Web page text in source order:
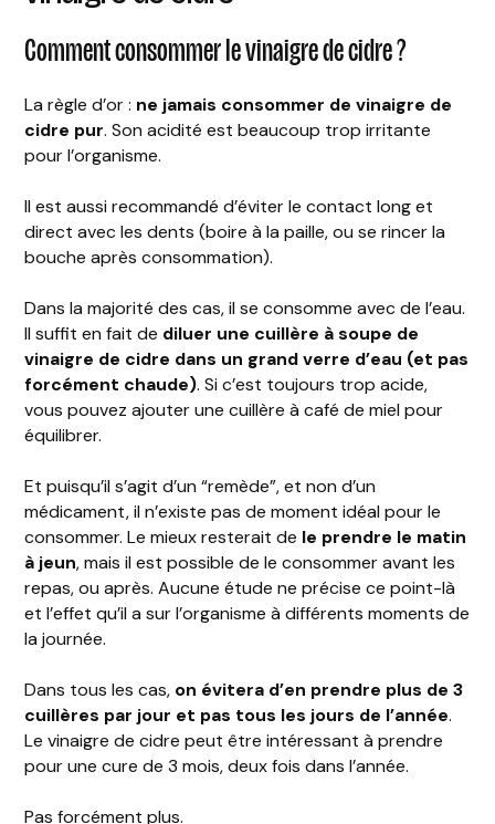
Comment consommer le vinaigre de cidre ?
La règle d’or : ne jamais consommer de vinaigre de
cidre pur. Son acidité est beaucoup trop irritante
pour l’organisme.
Il est aussi recommandé d’éviter le contact long et
direct avec les dents (boire à la paille, ou se rincer la
bouche après consommation).
Dans la majorité des cas, il se consomme avec de l’eau.
Il suffit en fait de diluer une cuillère à soupe de
vinaigre de cidre dans un grand verre d’eau (et pas
forcément chaude). Si c’est toujours trop acide,
vous pouvez ajouter une cuillère à café de miel pour
équilibrer.
Et puisqu’il s’agit d’un “remède”, et non d’un
médicament, il n’existe pas de moment idéal pour le
consommer. Le mieux resterait de le prendre le matin
à jeun, mais il est possible de le consommer avant les
repas, ou après. Aucune étude ne précise ce point-là
et l’effet qu’il a sur l’organisme à différents moments de
la journée.
Dans tous les cas, on évitera d’en prendre plus de 3
cuillères par jour et pas tous les jours de l’année.
Le vinaigre de cidre peut être intéressant à prendre
pour une cure de 3 mois, deux fois dans l’année.
Pas forcément plus.